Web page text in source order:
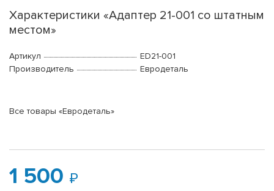
Характеристики «Адаптер 21-001 со штатным
местом»
Артикул
ED21-001
Производитель
Евродеталь
Все товары «Евродеталь»
1 500